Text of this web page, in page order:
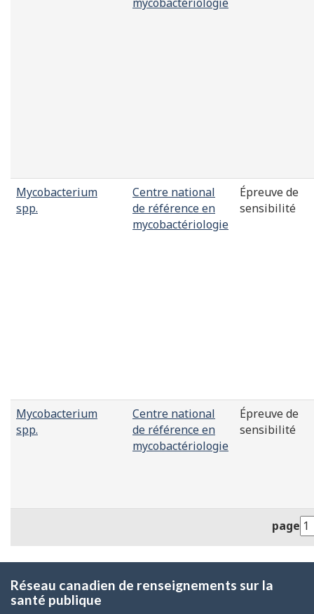
page
Mycobacterium
spp.
Centre national
de référence en
mycobactériologie
Épreuve de
sensibilité
Mycobacterium
spp.
Centre national
de référence en
mycobactériologie
Épreuve de
sensibilité
Réseau canadien de renseignements sur la
santé publique